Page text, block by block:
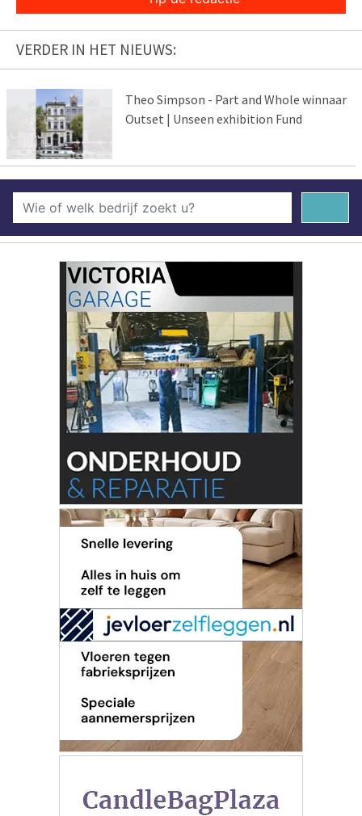
VERDER IN HET NIEUWS:
Theo Simpson - Part and Whole winnaar
Outset | Unseen exhibition Fund